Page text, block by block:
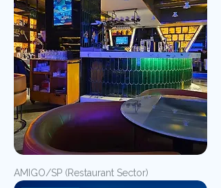
AMIGO/SP (Restaurant Sector)